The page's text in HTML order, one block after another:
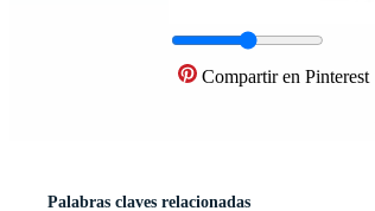
Compartir en Pinterest
Palabras claves relacionadas